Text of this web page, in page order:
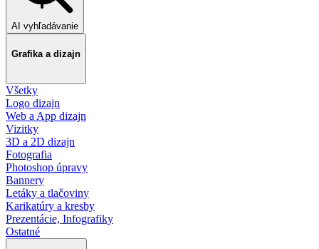
AI vyhľadávanie
Grafika a dizajn
Všetky
Logo dizajn
Web a App dizajn
Vizitky
3D a 2D dizajn
Fotografia
Photoshop úpravy
Bannery
Letáky a tlačoviny
Karikatúry a kresby
Prezentácie, Infografiky
Ostatné